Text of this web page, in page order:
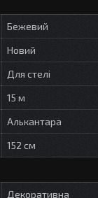
Бежевий
Новий
Для стелі
15 м
Алькантара
152 см
Декоративна